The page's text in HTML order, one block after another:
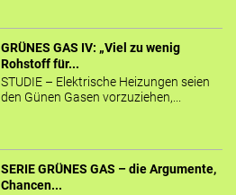
GRÜNES GAS IV: „Viel zu wenig
Rohstoff für...
STUDIE – Elektrische Heizungen seien
den Günen Gasen vorzuziehen,...
SERIE GRÜNES GAS – die Argumente,
Chancen...